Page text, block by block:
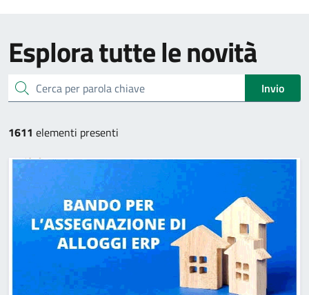
Esplora tutte le novità
cerca Invio
1611 elementi presenti